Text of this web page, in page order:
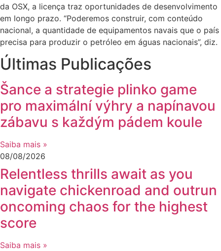
da OSX, a licença traz oportunidades de desenvolvimento
em longo prazo. “Poderemos construir, com conteúdo
nacional, a quantidade de equipamentos navais que o país
precisa para produzir o petróleo em águas nacionais”, diz.
Últimas Publicações
Šance a strategie plinko game
pro maximální výhry a napínavou
zábavu s každým pádem koule
Saiba mais »
08/08/2026
Relentless thrills await as you
navigate chickenroad and outrun
oncoming chaos for the highest
score
Saiba mais »